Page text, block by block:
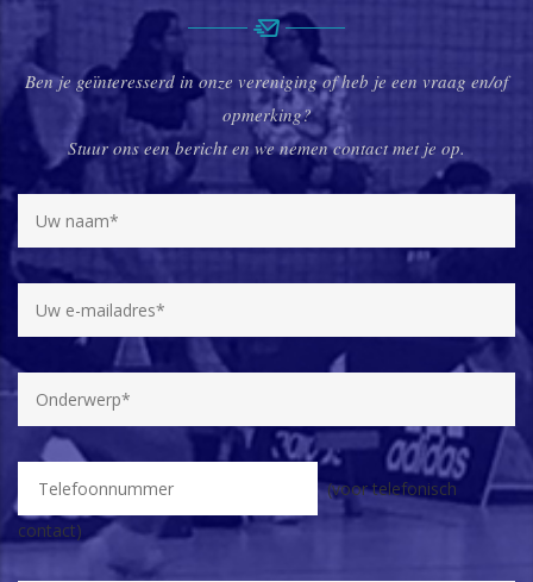
Ben je geïnteresserd in onze vereniging of heb je een vraag en/of
opmerking?
Stuur ons een bericht en we nemen contact met je op.
(voor telefonisch
contact)